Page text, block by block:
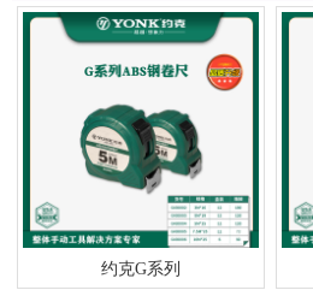
约克G系列